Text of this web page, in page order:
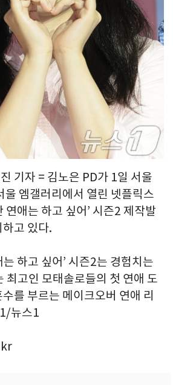
기자 = 김노은 PD가 1일 서울
울 엠갤러리에서 열린 넷플릭스
연애는 하고 싶어’ 시즌2 제작발
고 있다.
하고 싶어​’ 시즌2는 경험치는
최고인 모태솔로들의 첫 연애 도
를 부르는 메이크오버 연애 리
뉴스1